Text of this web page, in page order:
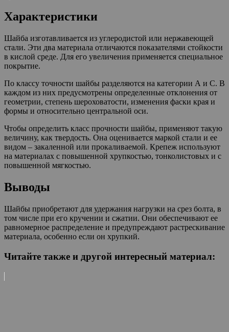
Характеристики
Шайба изготавливается из углеродистой или нержавеющей
стали. Эти два материала отличаются показателями стойкости
в кислой среде. Для его увеличения применяется специальное
покрытие.
По классу точности шайбы разделяются на категории А и С. В
каждом из них предусмотрены определенные отклонения от
геометрии, степень шероховатости, изменения фаски края и
формы и относительно центральной оси.
Чтобы определить класс прочности шайбы, применяют такую
величину, как твердость. Она оценивается маркой стали и ее
видом – закаленной или прокаливаемой. Крепеж используют
на материалах с повышенной хрупкостью, тонколистовых и с
повышенной мягкостью.
Выводы
Шайбы приобретают для удержания нагрузки на срез болта, в
том числе при его кручении и сжатии. Они обеспечивают ее
равномерное распределение и предупреждают растрескивание
материала, особенно если он хрупкий.
Читайте также и другой интересный материал: